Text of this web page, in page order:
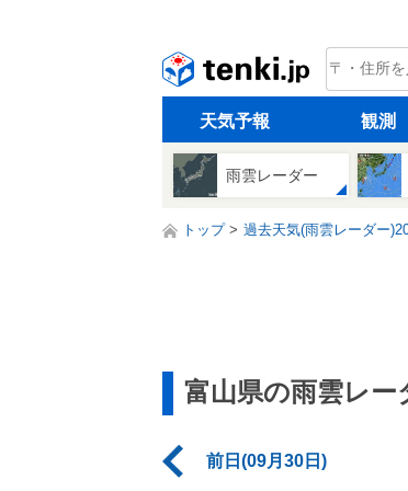
tenki.jp
天気予報 観測
雨雲レーダー
トップ 過去天気(雨雲レーダー
富山県の雨雲レー
前日(09月30日)